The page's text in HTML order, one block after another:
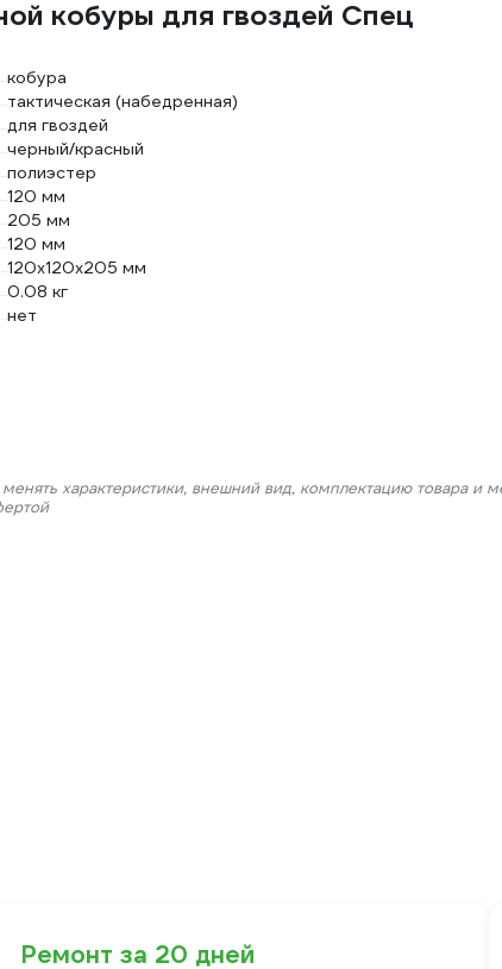
кобуры для гвоздей Спец
кобура
тактическая (набедренная)
для гвоздей
черный/красный
полиэстер
120 мм
205 мм
120 мм
120х120х205 мм
0.08 кг
нет
характеристики, внешний вид, комплектацию товара и
Ремонт за 20 дней